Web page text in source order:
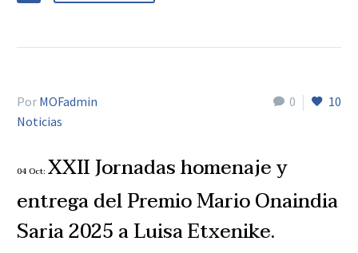
0 10
Por MOFadmin
Noticias
04 Oct: XXII Jornadas homenaje y
entrega del Premio Mario Onaindia
Saria 2025 a Luisa Etxenike.